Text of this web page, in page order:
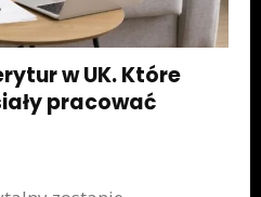
w UK. Które
pracować